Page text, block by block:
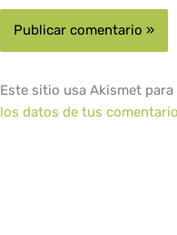
Este sitio usa Akismet
los datos de tus